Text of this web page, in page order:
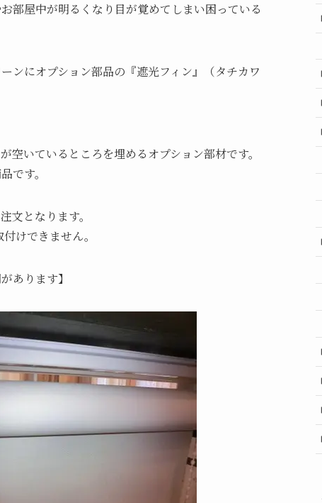
部屋中が明るくなり目が覚めてしまい困っている
ンにオプション部品の『遮光フィン』（タチカワ
空いているところを埋めるオプション部材です。
です。
文となります。
けできません。
あります】